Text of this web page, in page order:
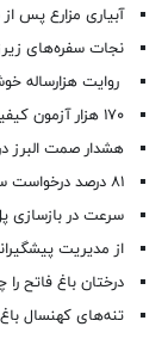
آبیاری مزارع پس
نجات سفره‌های
روایت هزارساله
۱۷۰ هزار آزمون کیفیت آب و فاضلاب در البرز انجام شد
هشدار صمت البرز
۸۱ درصد درخواست‌ سقط جنین قانونی مجوز گرفت
سرعت در بازسازی
از مدیریت
درختان باغ فاتح را
تنه‌های کهنسال